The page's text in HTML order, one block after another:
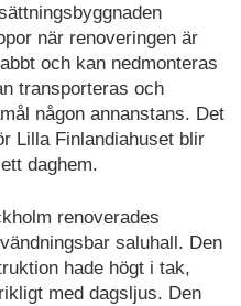
när renoveringen är
och kan nedmonteras
transporteras och
någon annanstans. Det
Lilla Finlandiahuset blir
daghem.
renoverades
saluhall. Den
hade högt i tak,
med dagsljus. Den